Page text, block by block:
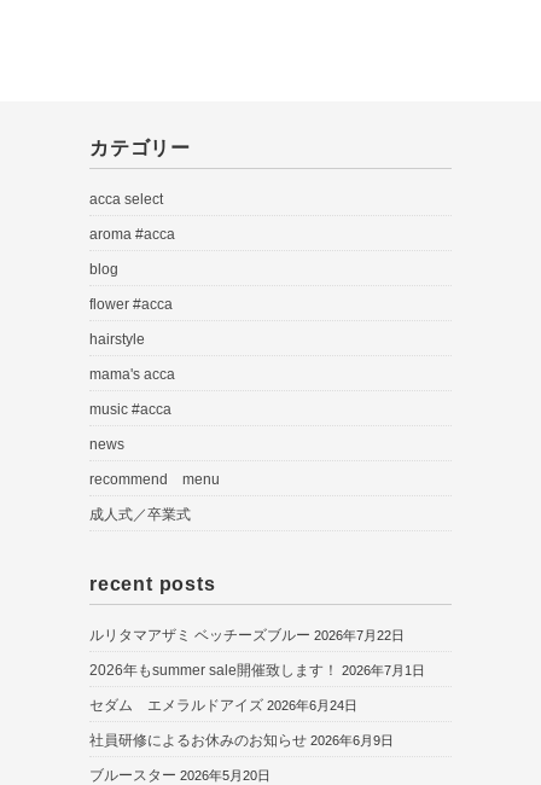
カテゴリー
acca select
aroma #acca
blog
flower #acca
hairstyle
mama's acca
music #acca
news
recommend menu
成人式／卒業式
recent posts
ルリタマアザミ ベッチーズブルー 2026年7月22日
2026年もsummer sale開催致します！ 2026年7月1日
セダム エメラルドアイズ 2026年6月24日
社員研修によるお休みのお知らせ 2026年6月9日
ブルースター 2026年5月20日